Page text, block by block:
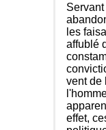
les
affublé
vent de
effet,